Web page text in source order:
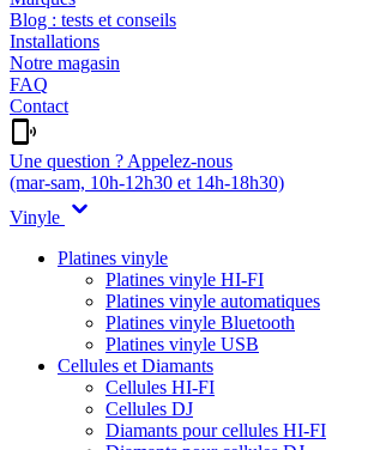
Blog : tests et conseils
Installations
Notre magasin
FAQ
Contact
Une question ? Appelez-nous
(mar-sam, 10h-12h30 et 14h-18h30)
Vinyle
Platines vinyle
Platines vinyle HI-FI
Platines vinyle automatiques
Platines vinyle Bluetooth
Platines vinyle USB
Cellules et Diamants
Cellules HI-FI
Cellules DJ
Diamants pour cellules HI-FI